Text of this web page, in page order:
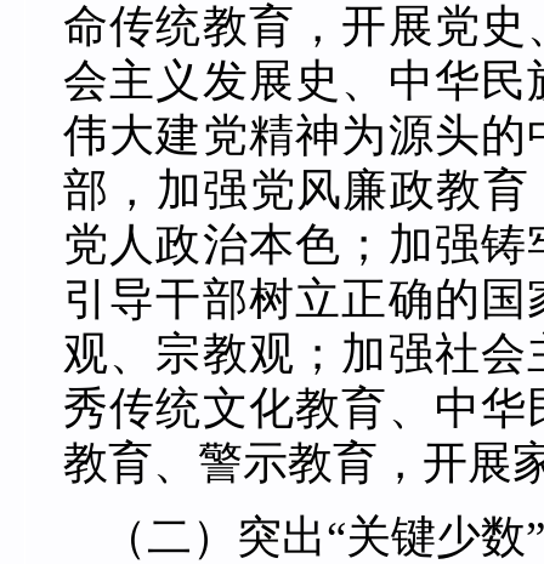
命传统教育，开展党
会主义发展史、中华
伟大建党精神为源头
部，加强党风廉政教
党人政治本色；加强
引导干部树立正确的
观、宗教观；加强社
秀传统文化教育、中
教育、警示教育，开展
（二）突出“关键少